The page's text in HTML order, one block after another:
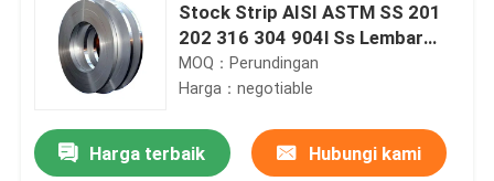
Rumah
Tentang kami
Stock Strip AISI ASTM SS 201
202 316 304 904l Ss Lembar
Coil
MOQ：Perundingan
Harga：negotiable
Harga terbaik Hubungi kami